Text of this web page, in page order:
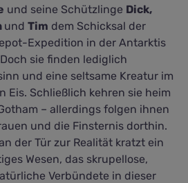
und seine Schützlinge Dick,
undTim dem Schicksal der
Expedition in der Antarktis
sie finden lediglich
und eine seltsame Kreatur im
Eis. Schließlich kehren sie heim
– allerdings folgen ihnen
und die Finsternis dorthin.
der Tür zur Realität kratzt ein
Wesen, das skrupellose,
Verbündete in dieser